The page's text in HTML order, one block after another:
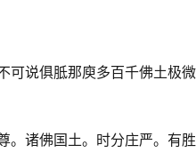
说俱胝那庾多百千佛土极
诸佛国土。时分庄严。有胜